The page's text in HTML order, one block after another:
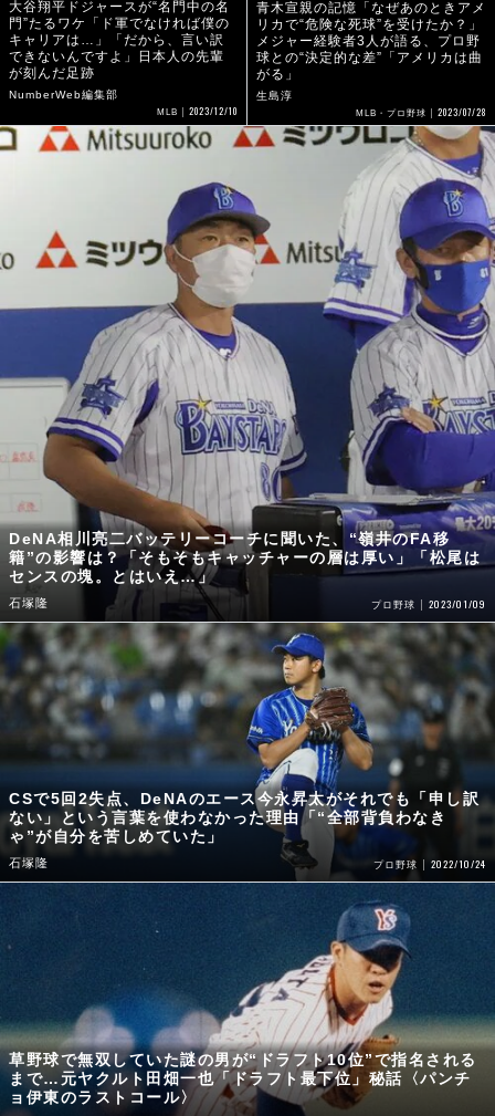
大谷翔平ドジャースが“名門中の名
門”たるワケ「ド軍でなければ僕の
キャリアは…」「だから、言い訳
できないんですよ」日本人の先輩
が刻んだ足跡
NumberWeb編集部
MLB 2023/12/10
青木宣親の記憶「なぜあのときアメ
リカで“危険な死球”を受けたか？」
メジャー経験者3人が語る、プロ野
球との“決定的な差”「アメリカは曲
がる」
生島淳
MLB・プロ野球 2023/07/28
DeNA相川亮二バッテリーコーチに聞いた、“嶺井のFA移
籍”の影響は？「そもそもキャッチャーの層は厚い」「松尾は
センスの塊。とはいえ…」
石塚隆 プロ野球 2023/01/09
CSで5回2失点、DeNAのエース今永昇太がそれでも「申し訳
ない」という言葉を使わなかった理由「“全部背負わなき
ゃ”が自分を苦しめていた」
石塚隆 プロ野球 2022/10/24
草野球で無双していた謎の男が“ドラフト10位”で指名される
まで…元ヤクルト田畑一也「ドラフト最下位」秘話〈パンチ
ョ伊東のラストコール〉